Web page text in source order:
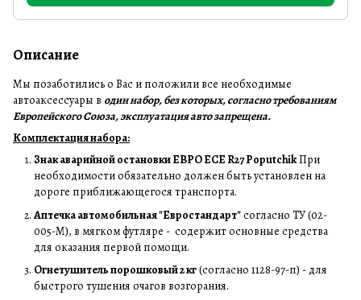
Описание
Мы позаботились о Вас и положили все необходимые
автоаксессуары в один набор, без которых, согласно требованиям
Европейского Союза, эксплуатация авто запрещена.
Комплектация набора:
Знак аварийной остановки ЕВРО ECE R27 PoputchikПри
необходимости обязательно должен быть установлен на
дороге приближающегося транспорта.
Аптечка автомобильная "Евростандарт"согласно ТУ (02-
005-М), в мягком футляре - содержит основные средства
для оказания первой помощи.
Огнетушитель порошковый 2 кг(согласно 1128-97-п) - для
быстрого тушения очагов возгорания.